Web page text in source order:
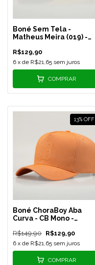
Boné Sem Tela -
Matheus Meira (019) -
R$129,90
6 x de R$21,65 sem juros
COMPRAR
13% OFF
Boné ChoraBoy Aba
Curva - CB Mono -
R$149,90 R$129,90
6 x de R$21,65 sem juros
COMPRAR